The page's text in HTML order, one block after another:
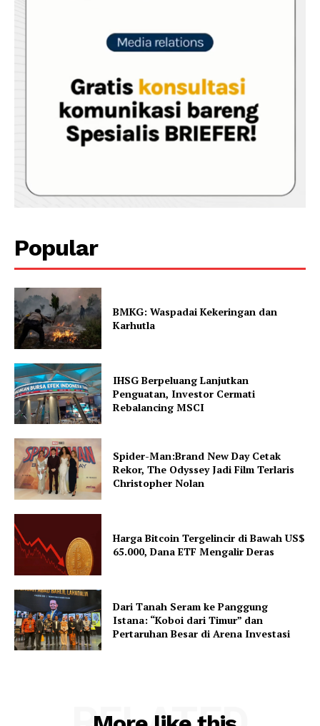
Popular
BMKG: Waspadai Kekeringan dan
Karhutla
IHSG Berpeluang Lanjutkan
Penguatan, Investor Cermati
Rebalancing MSCI
Spider-Man:Brand New Day Cetak
Rekor, The Odyssey Jadi Film Terlaris
Christopher Nolan
Harga Bitcoin Tergelincir di Bawah US$
65.000, Dana ETF Mengalir Deras
Dari Tanah Seram ke Panggung
Istana: “Koboi dari Timur” dan
Pertaruhan Besar di Arena Investasi